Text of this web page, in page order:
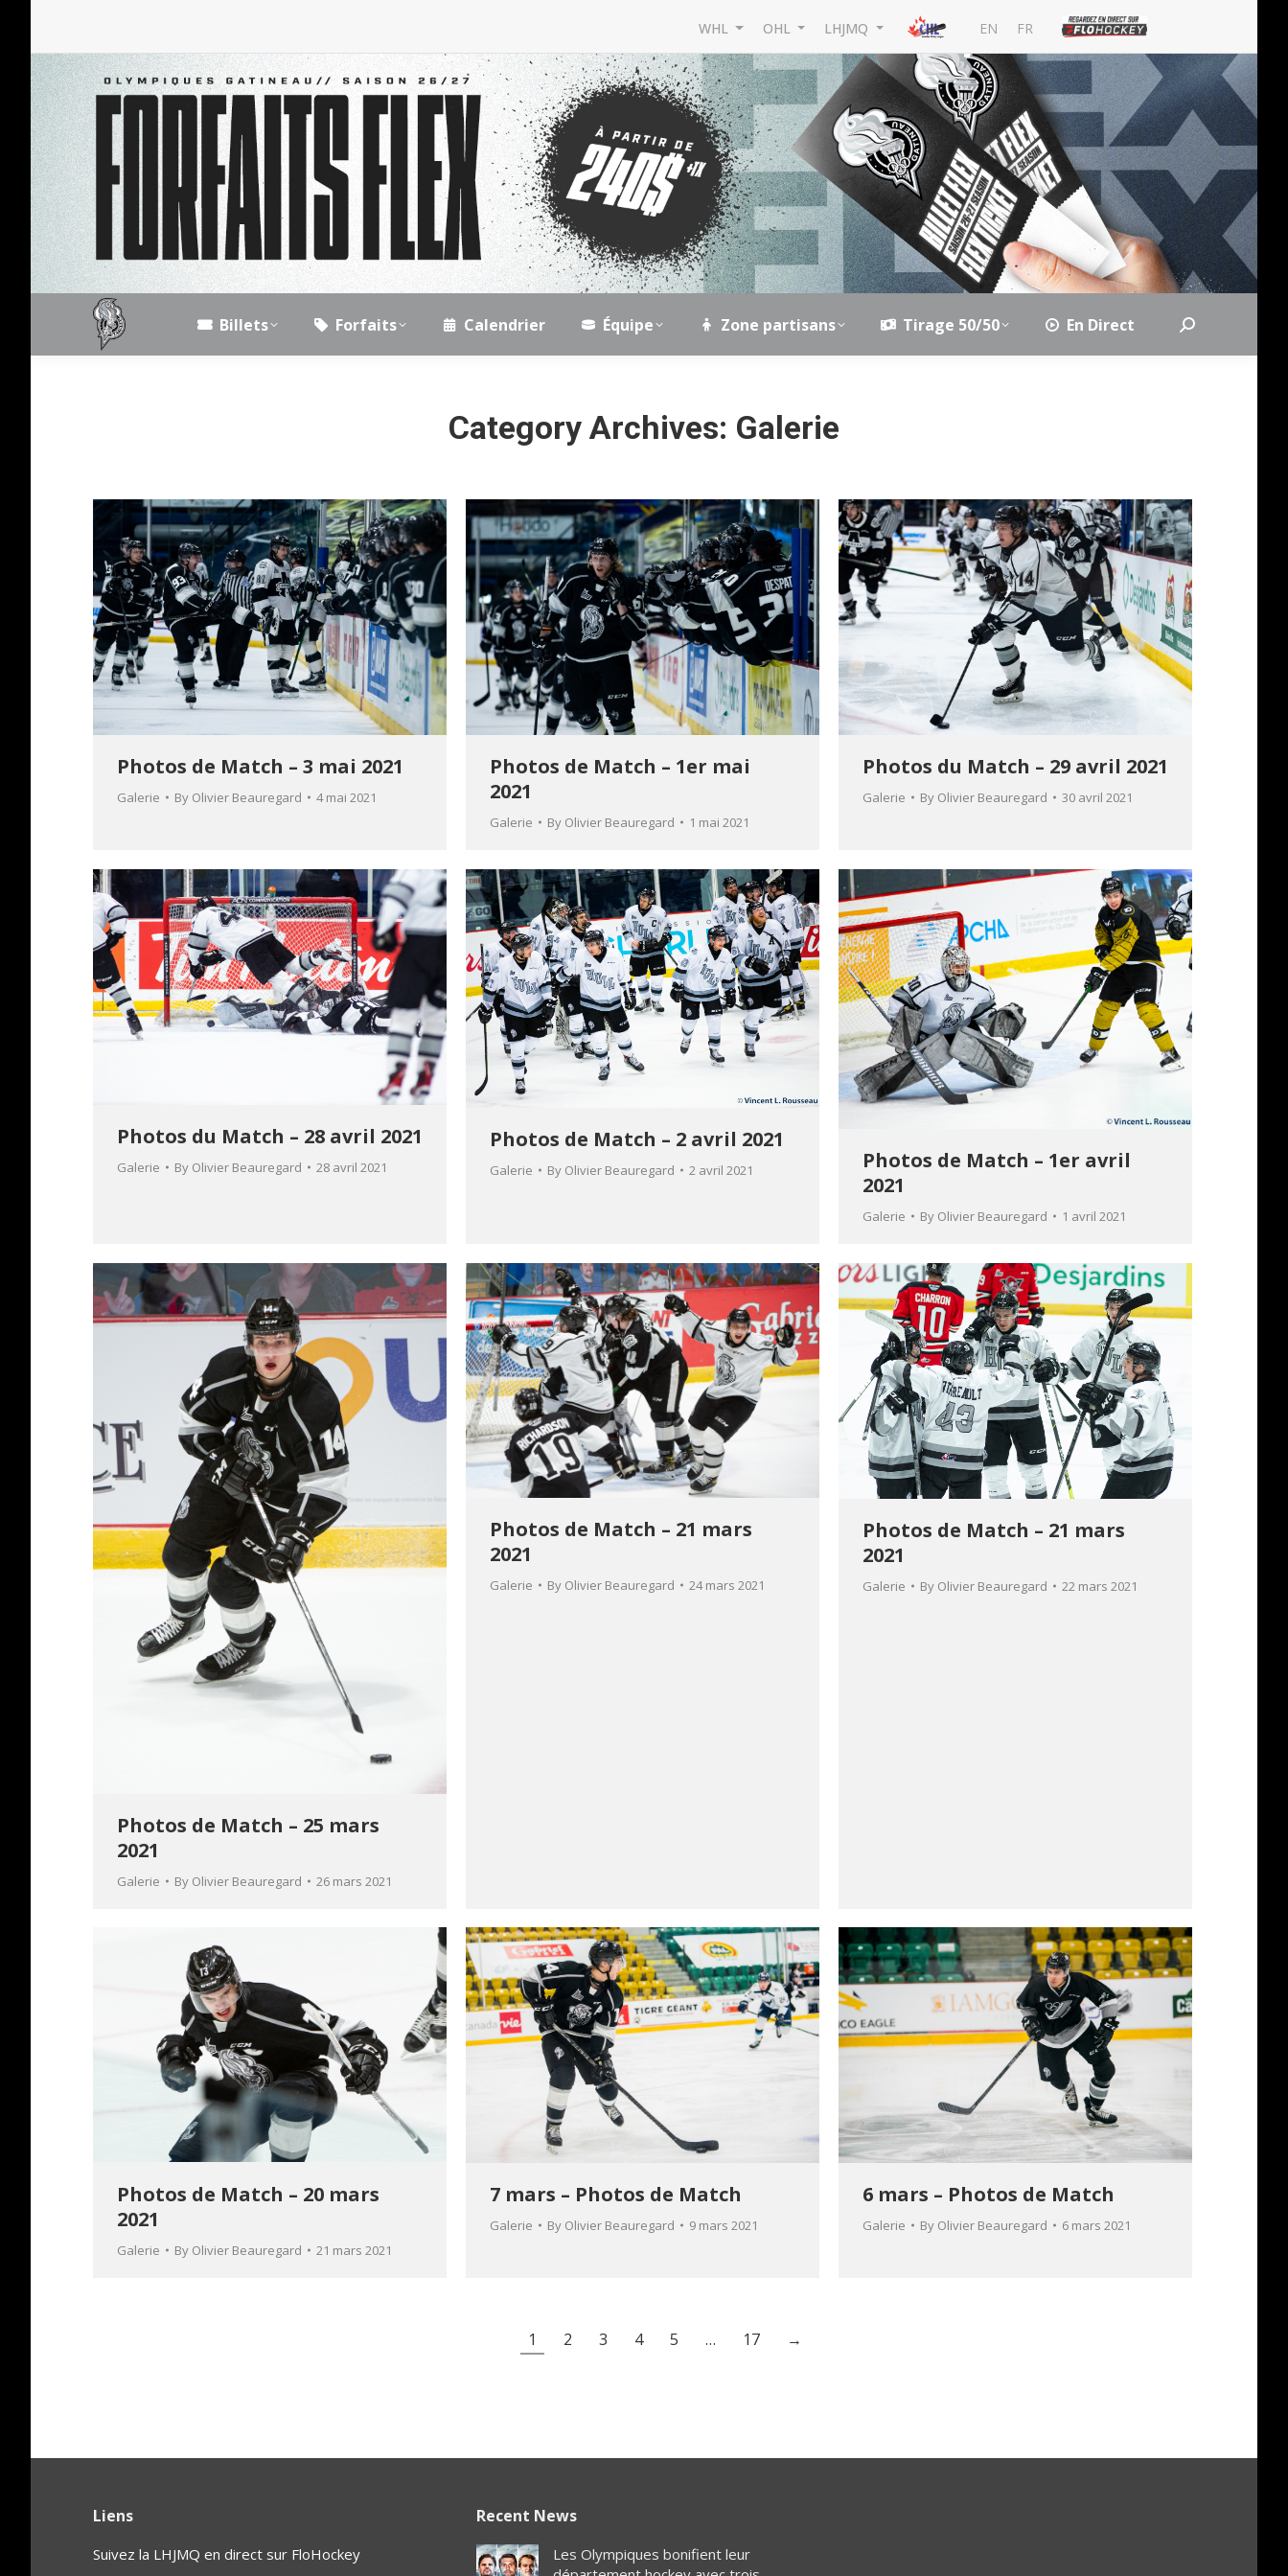
WHL OHL LHJMQ EN FR
Billets Forfaits Calendrier Équipe Zone partisans Tirage 50/50 En Direct Search:
Category Archives: Galerie
Photos de Match – 3 mai 2021
Galerie By Olivier Beauregard 4 mai 2021
Photos de Match – 1er mai
2021
Galerie By Olivier Beauregard 1 mai 2021
Photos du Match – 29 avril 2021
Galerie By Olivier Beauregard 30 avril 2021
Photos du Match – 28 avril 2021
Galerie By Olivier Beauregard 28 avril 2021
Photos de Match – 2 avril 2021
Galerie By Olivier Beauregard 2 avril 2021
Photos de Match – 1er avril
2021
Galerie By Olivier Beauregard 1 avril 2021
Photos de Match – 25 mars
2021
Galerie By Olivier Beauregard 26 mars 2021
Photos de Match – 21 mars
2021
Galerie By Olivier Beauregard 24 mars 2021
Photos de Match – 21 mars
2021
Galerie By Olivier Beauregard 22 mars 2021
Photos de Match – 20 mars
2021
Galerie By Olivier Beauregard 21 mars 2021
7 mars – Photos de Match
Galerie By Olivier Beauregard 9 mars 2021
6 mars – Photos de Match
Galerie By Olivier Beauregard 6 mars 2021
1 2 3 4 5 … 17 →
Liens
Suivez la LHJMQ en direct sur FloHockey
Recent News
Les Olympiques bonifient leur